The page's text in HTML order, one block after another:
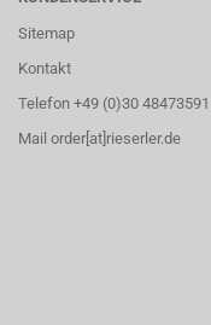
Sitemap
Kontakt
Telefon +49 (0)30 48473591
Mail order[at]rieserler.de